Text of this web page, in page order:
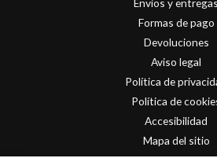
Formas de pago
Devoluciones
Aviso legal
Política de
Política de
Accesibilidad
Mapa del sitio